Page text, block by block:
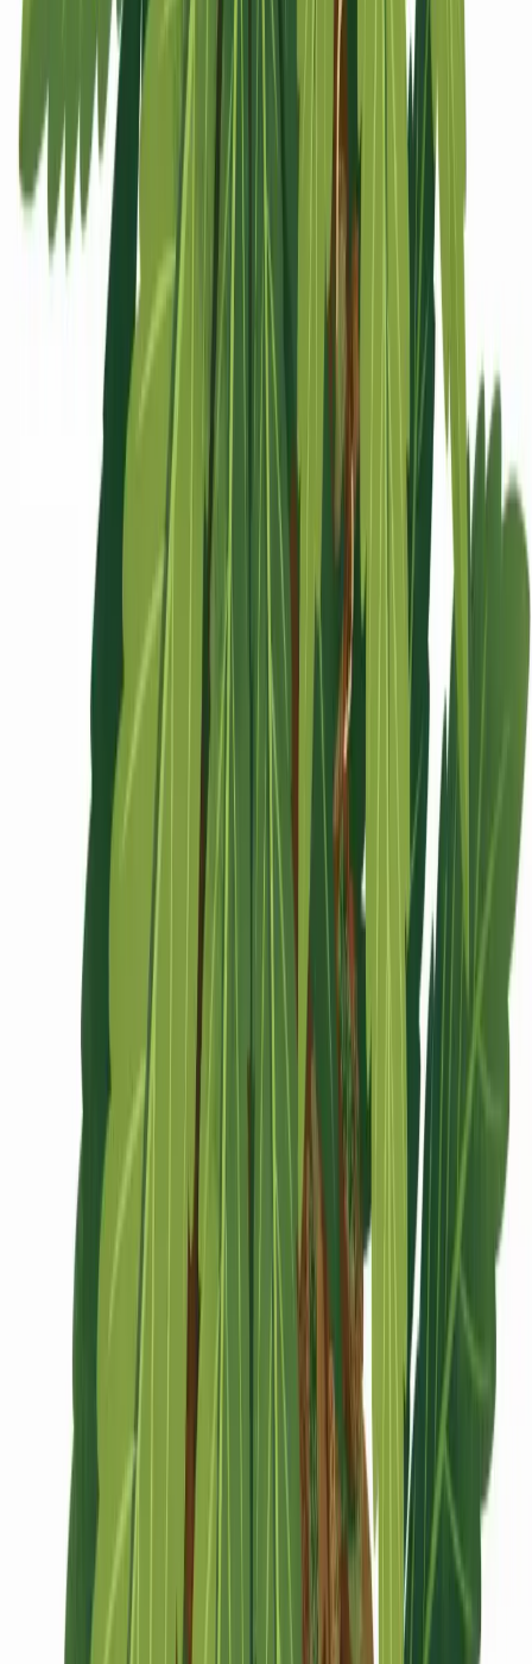
Cannabis Karte